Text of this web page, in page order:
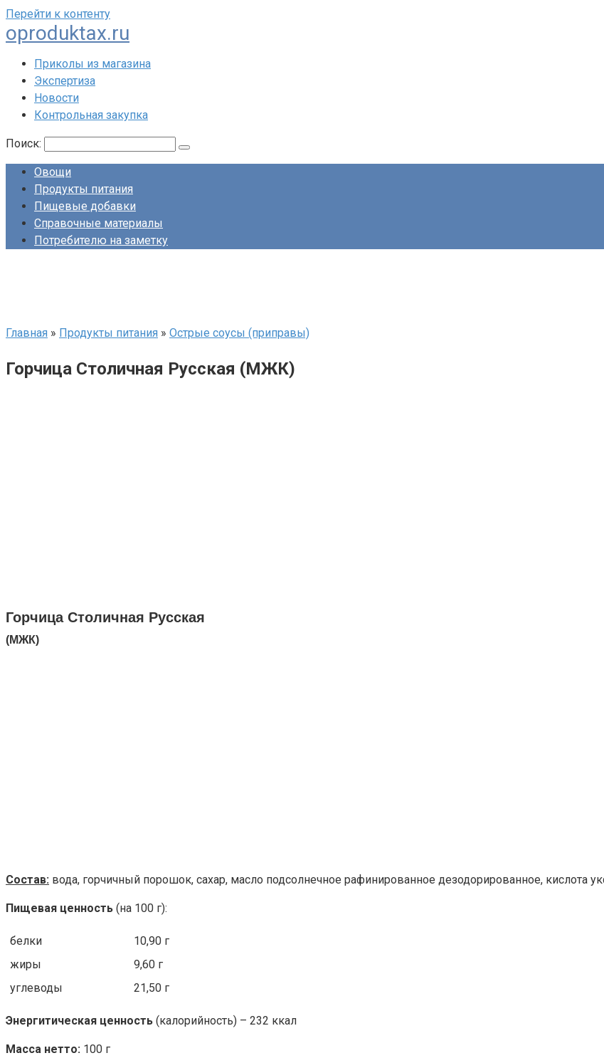
Перейти к контенту
oproduktax.ru
Приколы из магазина
Экспертиза
Новости
Контрольная закупка
Поиск:
Овощи
Продукты питания
Пищевые добавки
Справочные материалы
Потребителю на заметку
Главная » Продукты питания » Острые соусы (приправы)
Горчица Столичная Русская (МЖК)
Горчица Столичная Русская
(МЖК)
Состав: вода, горчичный порошок, сахар, масло подсолнечное рафинированное дезодорированное, кислота
Пищевая ценность (на 100 г):
белки
10,90 г
жиры
9,60 г
углеводы
21,50 г
Энергитическая ценность (калорийность) – 232 ккал
Масса нетто: 100 г